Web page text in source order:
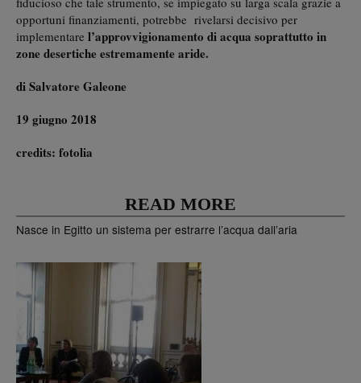
opportuni finanziamenti, potrebbe rivelarsi decisivo per
implementare l’approvvigionamento di acqua soprattutto in
zone desertiche estremamente aride.
di Salvatore Galeone
19 giugno 2018
credits: fotolia
READ MORE
Nasce in Egitto un sistema per estrarre l’acqua dall’aria